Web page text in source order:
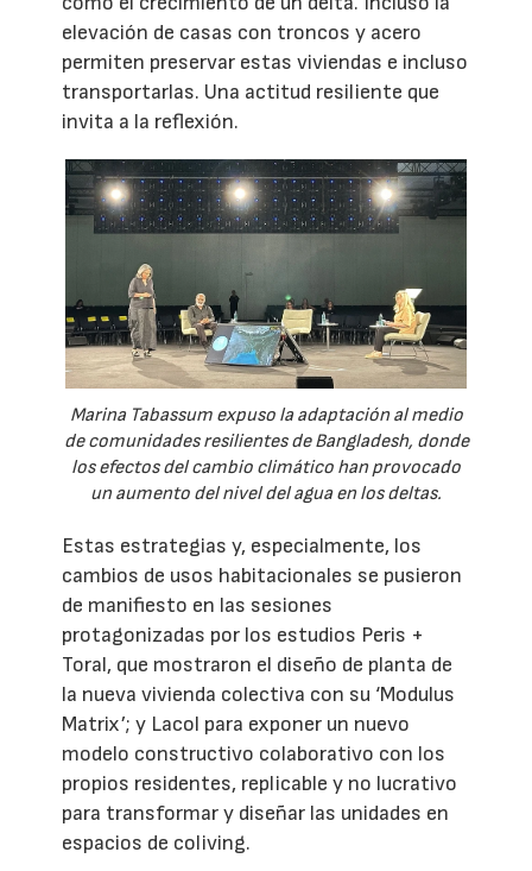
elevación de casas con troncos y acero
permiten preservar estas viviendas e incluso
transportarlas. Una actitud resiliente que
invita a la reflexión.
Marina Tabassum expuso la adaptación al medio
de comunidades resilientes de Bangladesh, donde
los efectos del cambio climático han provocado
un aumento del nivel del agua en los deltas.
Estas estrategias y, especialmente, los
cambios de usos habitacionales se pusieron
de manifiesto en las sesiones
protagonizadas por los estudios Peris +
Toral, que mostraron el diseño de planta de
la nueva vivienda colectiva con su ‘Modulus
Matrix’; y Lacol para exponer un nuevo
modelo constructivo colaborativo con los
propios residentes, replicable y no lucrativo
para transformar y diseñar las unidades en
espacios de coliving.